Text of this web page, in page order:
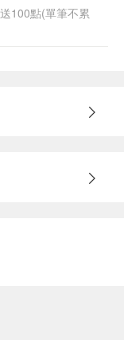
100點(單筆不累